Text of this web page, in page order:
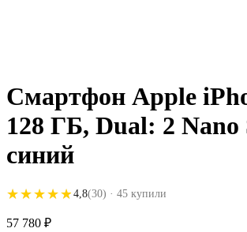
Смартфон Apple
128 ГБ, Dual: 2 Nano
синий
★★★★★
★★★★★ 4,8(30) · 45 купили
57 780 ₽